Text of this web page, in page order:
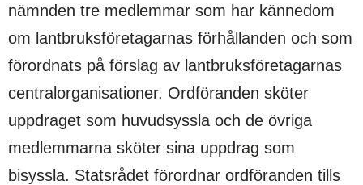
nämnden tre medlemmar som har kännedom
om lantbruksföretagarnas förhållanden och som
förordnats på förslag av lantbruksföretagarnas
centralorganisationer. Ordföranden sköter
uppdraget som huvudsyssla och de övriga
medlemmarna sköter sina uppdrag som
bisyssla. Statsrådet förordnar ordföranden tills